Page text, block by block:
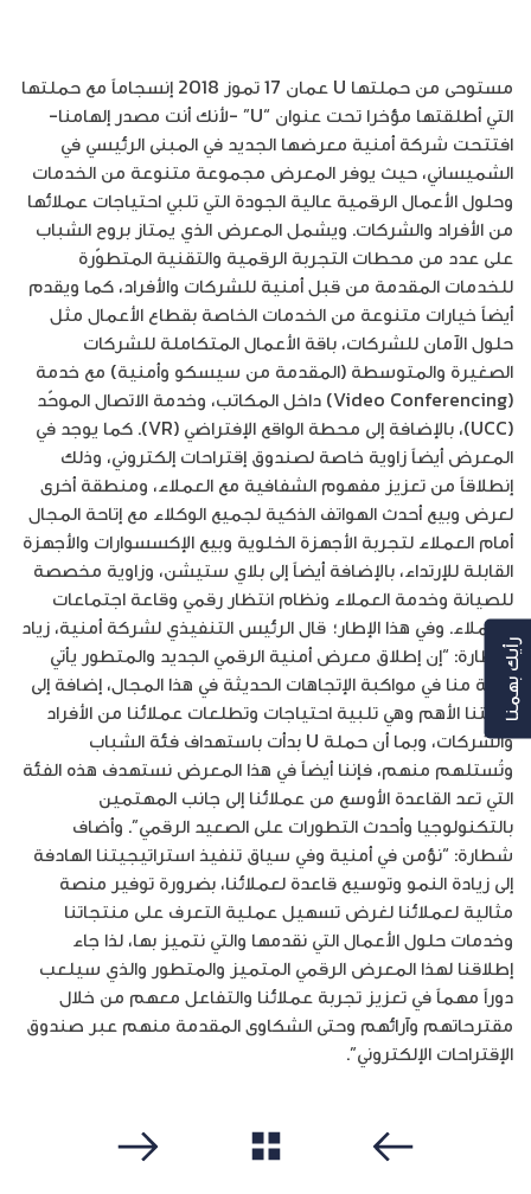
مستوحى من حملتها U عمان 17 تموز 2018 إنسجاماً مع حملتها
التي أطلقتها مؤخرا تحت عنوان “U” -لأنك أنت مصدر إلهامنا-
افتتحت شركة أمنية معرضها الجديد في المبنى الرئيسي في
الشميساني، حيث يوفر المعرض مجموعة متنوعة من الخدمات
وحلول الأعمال الرقمية عالية الجودة التي تلبي احتياجات عملائها
من الأفراد والشركات. ويشمل المعرض الذي يمتاز بروح الشباب
على عدد من محطات التجربة الرقمية والتقنية المتطوّرة
للخدمات المقدمة من قبل أمنية للشركات والأفراد، كما ويقدم
أيضاً خيارات متنوعة من الخدمات الخاصة بقطاع الأعمال مثل
حلول الآمان للشركات، باقة الأعمال المتكاملة للشركات
الصغيرة والمتوسطة (المقدمة من سيسكو وأمنية) مع خدمة
(Video Conferencing) داخل المكاتب، وخدمة الاتصال الموحّد
(UCC)، بالإضافة إلى محطة الواقع الإفتراضي (VR). كما يوجد في
المعرض أيضاً زاوية خاصة لصندوق إقتراحات إلكتروني، وذلك
إنطلاقاً من تعزيز مفهوم الشفافية مع العملاء، ومنطقة أخرى
لعرض وبيع أحدث الهواتف الذكية لجميع الوكلاء مع إتاحة المجال
أمام العملاء لتجربة الأجهزة الخلوية وبيع الإكسسوارات والأجهزة
القابلة للإرتداء، بالإضافة أيضاً إلى بلاي ستيشن، وزاوية مخصصة
للصيانة وخدمة العملاء ونظام انتظار رقمي وقاعة اجتماعات
للعملاء. وفي هذا الإطار؛ قال الرئيس التنفيذي لشركة أمنية، زياد
شطارة: “إن إطلاق معرض أمنية الرقمي الجديد والمتطور يأتي
رغبة منا في مواكبة الإتجاهات الحديثة في هذا المجال، إضافة إلى
رغبتنا الأهم وهي تلبية احتياجات وتطلعات عملائنا من الأفراد
والشركات، وبما أن حملة U بدأت باستهداف فئة الشباب
وتُستلهم منهم، فإننا أيضاً في هذا المعرض نستهدف هذه الفئة
التي تعد القاعدة الأوسع من عملائنا إلى جانب المهتمين
بالتكنولوجيا وأحدث التطورات على الصعيد الرقمي”. وأضاف
شطارة: “نؤمن في أمنية وفي سياق تنفيذ استراتيجيتنا الهادفة
إلى زيادة النمو وتوسيع قاعدة لعملائنا، بضرورة توفير منصة
مثالية لعملائنا لغرض تسهيل عملية التعرف على منتجاتنا
وخدمات حلول الأعمال التي نقدمها والتي نتميز بها، لذا جاء
إطلاقنا لهذا المعرض الرقمي المتميز والمتطور والذي سيلعب
دوراً مهماً في تعزيز تجربة عملائنا والتفاعل معهم من خلال
مقترحاتهم وآرائهم وحتى الشكاوى المقدمة منهم عبر صندوق
الإقتراحات الإلكتروني”.
رأيك بهمنا